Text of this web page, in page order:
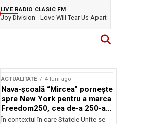
LIVE RADIO CLASIC FM
Joy Division - Love Will Tear Us Apart
ACTUALITATE 4 luni ago
Nava-școală “Mircea” pornește
spre New York pentru a marca
Freedom250, cea de-a 250-a
aniversare a Statelor Unite
În contextul în care Statele Unite se